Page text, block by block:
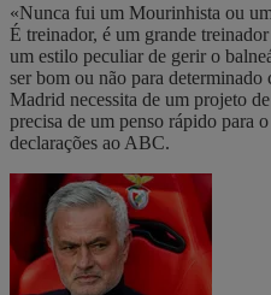
«Nunca fui um Mourinhista ou
É treinador, é um grande
um estilo peculiar de gerir o
ser bom ou não para
Madrid necessita de um projeto
precisa de um penso rápido para
declarações ao ABC.